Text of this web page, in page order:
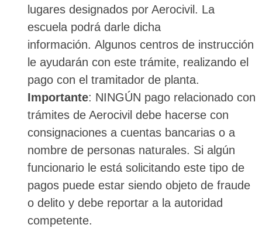
lugares designados por Aerocivil. La
escuela podrá darle dicha
información. Algunos centros de instrucción
le ayudarán con este trámite, realizando el
pago con el tramitador de planta.
Importante: NINGÚN pago relacionado con
trámites de Aerocivil debe hacerse con
consignaciones a cuentas bancarias o a
nombre de personas naturales. Si algún
funcionario le está solicitando este tipo de
pagos puede estar siendo objeto de fraude
o delito y debe reportar a la autoridad
competente.